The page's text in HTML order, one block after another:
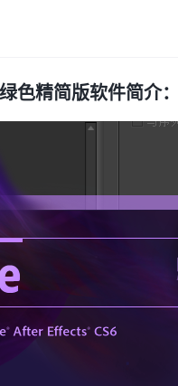
精简版软件简介：